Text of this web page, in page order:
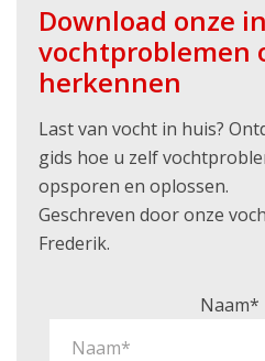
Download onze
vochtproblemen
herkennen
Last van vocht in huis?
gids hoe u zelf
opsporen en oplossen.
Geschreven door onze
Frederik.
Naam*